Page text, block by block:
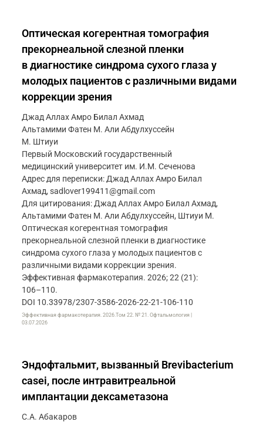
Оптическая когерентная томография
прекорнеальной слезной пленки
в диагностике синдрома сухого глаза у
молодых пациентов с различными видами
коррекции зрения
Джад Аллах Амро Билал Ахмад
Альтамими Фатен М. Али Абдулхуссейн
М. Штиуи
Первый Московский государственный
медицинский университет им. И.М. Сеченова
Адрес для переписки: Джад Аллах Амро Билал
Ахмад, sadlover199411@gmail.com
Для цитирования: Джад Аллах Амро Билал Ахмад,
Альтамими Фатен М. Али Абдулхуссейн, Штиуи М.
Оптическая когерентная томография
прекорнеальной слезной пленки в диагностике
синдрома сухого глаза у молодых пациентов с
различными видами коррекции зрения.
Эффективная фармакотерапия. 2026; 22 (21):
106–110.
DOI 10.33978/2307-3586-2026-22-21-106-110
Эффективная фармакотерапия. 2026.Том 22. № 21. Офтальмология |
03.07.2026
Эндофтальмит, вызванный Brevibacterium
casei, после интравитреальной
имплантации дексаметазона
С.А. Абакаров